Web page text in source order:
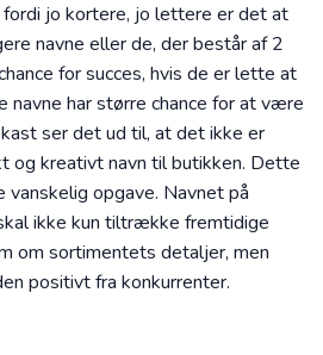
jo kortere, jo lettere er det at
navne eller de, der består af 2
for succes, hvis de er lette at
har større chance for at være
ser det ud til, at det ikke er
kreativt navn til butikken. Dette
vanskelig opgave. Navnet på
ikke kun tiltrække fremtidige
om sortimentets detaljer, men
positivt fra konkurrenter.